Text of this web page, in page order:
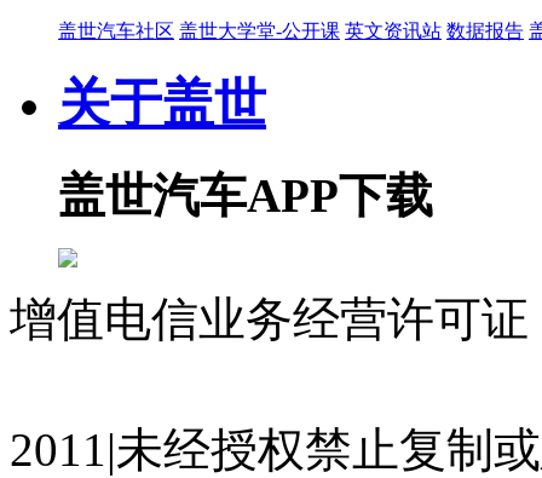
盖世汽车社区 盖世大学堂-公开课 英文资讯站 数据报告
关于盖世
盖世汽车APP下载
增值电信业务经营许可
2011|未经授权禁止复制